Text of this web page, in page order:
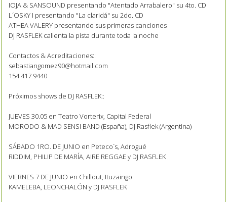
IOJA & SANSOUND presentando "Atentado Arrabalero" su 4to. CD
L´OSKY I presentando "La claridá" su 2do. CD
ATHEA VALERY presentando sus primeras canciones
DJ RASFLEK calienta la pista durante toda la noche
Contactos & Acreditaciones::
sebastiangomez90@hotmail.com
154 417 9440
Próximos shows de DJ RASFLEK::
JUEVES 30.05 en Teatro Vorterix, Capital Federal
MORODO & MAD SENSI BAND (España), DJ Rasflek (Argentina)
SÁBADO 1RO. DE JUNIO en Peteco´s, Adrogué
RIDDIM, PHILIP DE MARÍA, AIRE REGGAE y DJ RASFLEK
VIERNES 7 DE JUNIO en Chillout, Ituzaingo
KAMELEBA, LEONCHALÓN y DJ RASFLEK